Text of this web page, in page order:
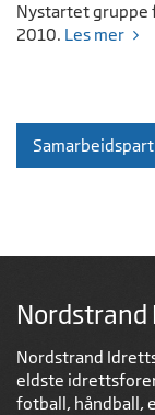
Nystartet gruppe
2010. Les mer
Nordstrand
eldste
fotball, håndball,